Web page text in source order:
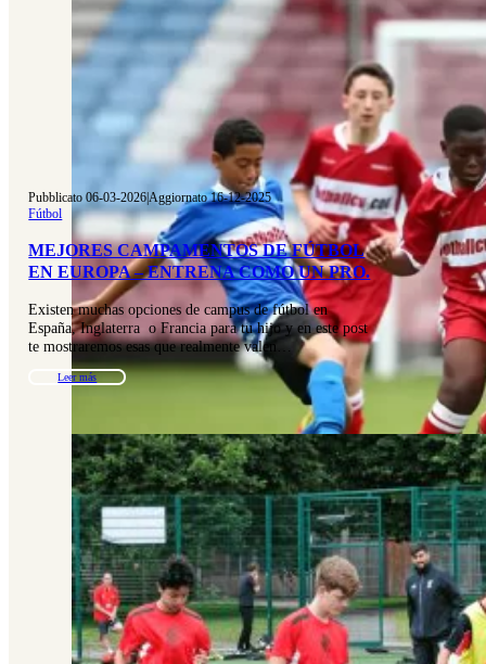
Pubblicato 06-03-2026|Aggiornato 16-12-2025
Fútbol
MEJORES CAMPAMENTOS DE FÚTBOL
EN EUROPA – ENTRENA COMO UN PRO.
Existen muchas opciones de campus de fútbol en
España, Inglaterra o Francia para tu hijo y en este post
te mostraremos esas que realmente valen…
Leer más